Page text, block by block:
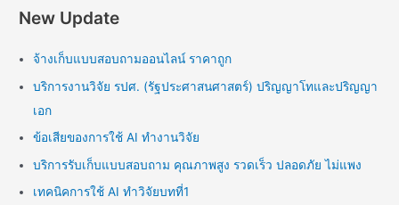
New Update
จ้างเก็บแบบสอบถามออนไลน์ ราคาถูก
บริการงานวิจัย รปศ. (รัฐประศาสนศาสตร์) ปริญญาโทและปริญญา
เอก
ข้อเสียของการใช้ AI ทำงานวิจัย
บริการรับเก็บแบบสอบถาม คุณภาพสูง รวดเร็ว ปลอดภัย ไม่แพง
เทคนิคการใช้ AI ทำวิจัยบทที่1